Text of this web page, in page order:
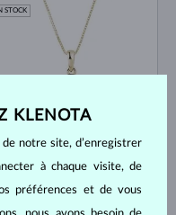
STOCK
1 340 €
KLENOTA
notre site, d’enregistrer
à chaque visite, de
préférences et de vous